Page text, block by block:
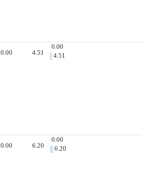
0.00 4.51
0.00
4.51
0.00 6.20
0.00
6.20